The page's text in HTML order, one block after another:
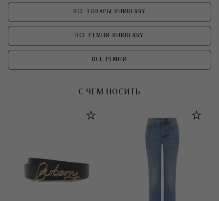
ВСЕ ТОВАРЫ BURBERRY
ВСЕ РЕМНИ BURBERRY
ВСЕ РЕМНИ
С ЧЕМ НОСИТЬ